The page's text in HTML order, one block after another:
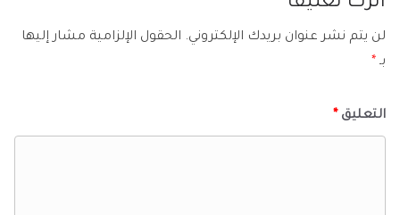
لن يتم نشر عنوان بريدك الإلكتروني. الحقول الإلزامية مشار إليها
بـ *
التعليق *